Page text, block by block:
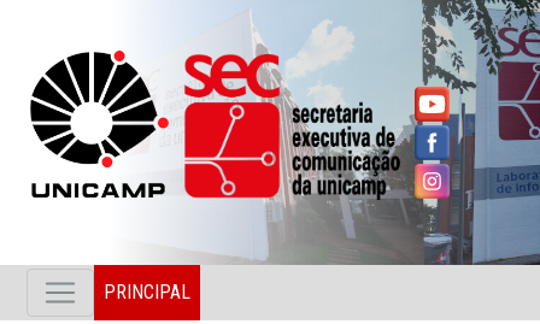
PRINCIPAL